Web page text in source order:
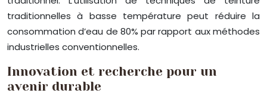
traditionnelles à basse température peut réduire la
consommation d’eau de 80% par rapport aux méthodes
industrielles conventionnelles.
Innovation et recherche pour un
avenir durable